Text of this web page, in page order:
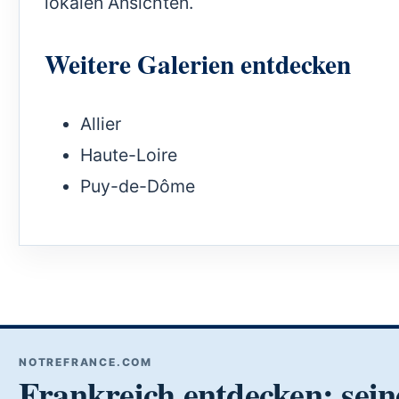
Weitere Galerien entdecken
Allier
Haute-Loire
Puy-de-Dôme
NOTREFRANCE.COM